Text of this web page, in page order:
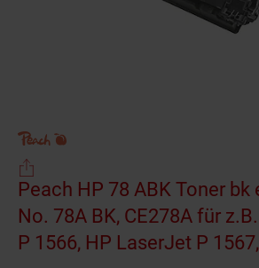
Peach HP 78 ABK Toner bk
No. 78A BK, CE278A für
P 1566, HP LaserJet P